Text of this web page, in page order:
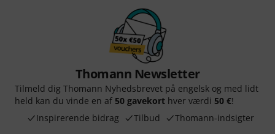
Thomann Newsletter
Tilmeld dig Thomann Nyhedsbrevet på engelsk og med lidt
held kan du vinde en af 50 gavekort hver værdi 50 €!
Inspirerende bidrag
Tilbud Thomann-indsigter